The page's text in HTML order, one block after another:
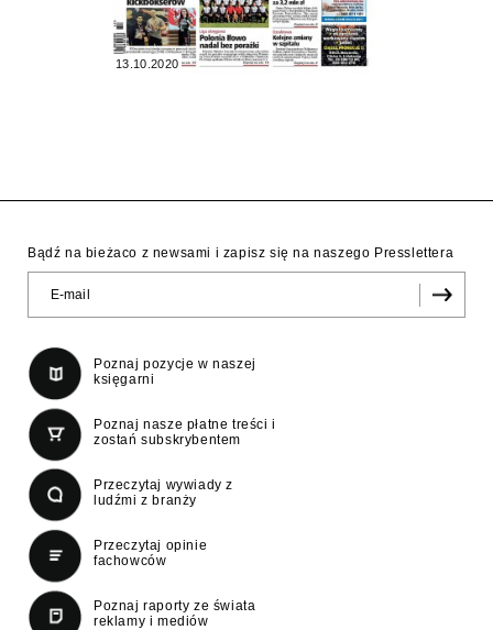
13.10.2020
Bądź na bieżaco z newsami i zapisz się na naszego Presslettera
Poznaj pozycje w naszej
księgarni
Poznaj nasze płatne treści i
zostań subskrybentem
Przeczytaj wywiady z
ludźmi z branży
Przeczytaj opinie
fachowców
Poznaj raporty ze świata
reklamy i mediów